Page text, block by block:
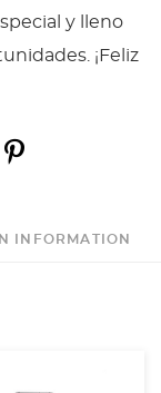
y lleno
¡Feliz
INFORMATION